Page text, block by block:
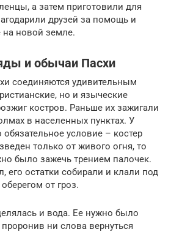
а затем приготовили для
друзей за помощь и
на новой земле.
и обычаи Пасхи
соединяются удивительным
но и языческие
костров. Раньше их зажигали
в населенных пунктах. У
условие – костер
только от живого огня, то
было зажечь трением палочек.
его остатки собирали и клали под
от гроз.
и вода. Ее нужно было
ни слова вернуться